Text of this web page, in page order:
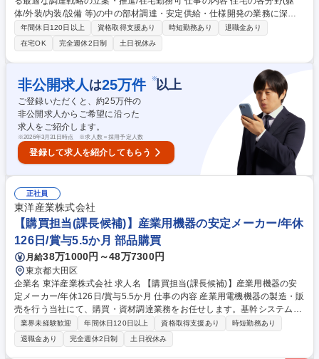
体/外装/内装/設備 等)の中の部材調達・安定供給・仕様開発の業務に深く
携わり、品質/供給/コスト/環境配慮の観点での最適な調達戦略の立案とそ
の推進を社内外の関係者と協同し担って頂きます。 【募集背景】 住宅事
業を取り巻く様々な環境変化の中、多岐にわたる住宅構成部材の調達戦略
や開発購買業務にも新たな発想に基づく活動が重要になってきておりま
す。住宅関係の他社での知見や他業界での知見をもとに、当社の中で新た
な発想での活動を提案・推進頂ける人材が必要であり、募集いたします。
募集職種 【開発購買業務】住宅分野における最適な調達戦略の立案・推
進/在宅勤務可
年間休日120日以上 資格取得支援あり 時短勤務あり
退職金あり
在宅OK
完全週休2日制 土日祝休み
非公開求人 は25万件 ※以上
ご登録いただくと、約25万件の
非公開求人からご希望に沿った
求人をご紹介します。
※2026年3月31日時点 ※求人数＝採用予定人数
登録して求人を紹介してもらう
正社員
東洋産業株式会社
【購買担当(課長候補)】産業用機器の安定メーカー/年休
126日/賞与5.5か月 部品購買
月給38万1000円～48万7300円
東京都大田区
企業名 東洋産業株式会社 求人名 【購買担当(課長候補)】産業用機器の安
定メーカー/年休126日/賞与5.5か月 仕事の内容 産業用電機機器の製造・販
売を行う当社にて、購買・資材調達業務をお任せします。基幹システムを
用いた発注・納期管理を中心に、将来的には資材部を牽引するマネジメン
ト業務への参画を期待します。 ■基幹システムを使用した発注・納期・在
庫管理業務 ■仕入先との価格調整・交渉（取引先はほぼ固定されており対
業界未経験歓迎 年間休日120日以上 資格取得支援あり
時短勤務あり
退職金あり
完全週休2日制 土日祝休み